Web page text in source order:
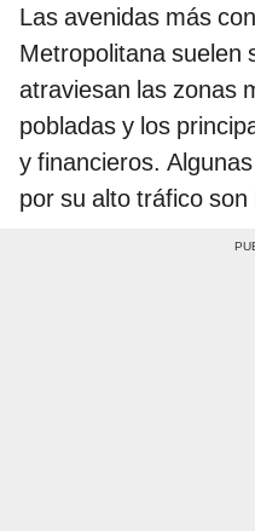
Las avenidas más
Metropolitana suelen
atraviesan las zonas
pobladas y los
y financieros.
por su alto tráfico son